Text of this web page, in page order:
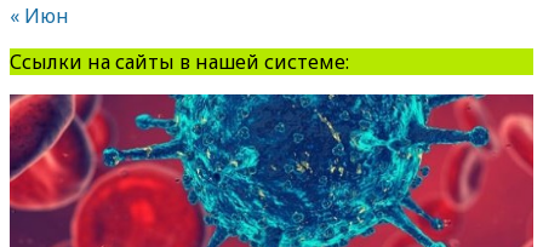
« Июн
Ссылки на сайты в нашей системе: